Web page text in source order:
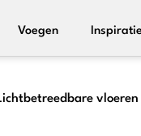
Voegen Inspiratie
vloeren